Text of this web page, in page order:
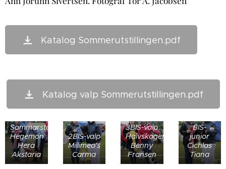
Katalog Sommerutstillingen.pdf
Katalog valp Sommerutstillingen.pdf
Sommarstadens
Hegemon
Hera
Akstaria
2BIS-valp
Millimeo's
Carma
3BIS-valp
Halvskogen's
Benny
Fransen
BIS-
junior
Cichlas
Tiana